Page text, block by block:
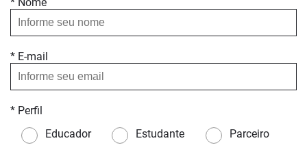
* E-mail
* Perfil
Educador
Estudante Parceiro